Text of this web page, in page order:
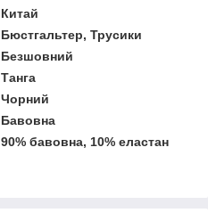
Китай
Бюстгальтер, Трусики
Безшовний
Танга
Чорний
Бавовна
90% бавовна, 10% еластан